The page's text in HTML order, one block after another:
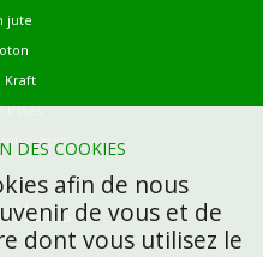
jute
Kraft
tissés
DES COOKIES
afin de nous
de vous et de
dont vous utilisez le